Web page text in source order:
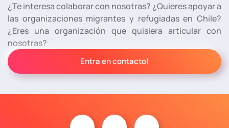
¿Te interesa colaborar con nosotras? ¿Quieres apoyar a
las organizaciones migrantes y refugiadas en Chile?
¿Eres una organización que quisiera articular con
nosotras?
Entra en contacto!